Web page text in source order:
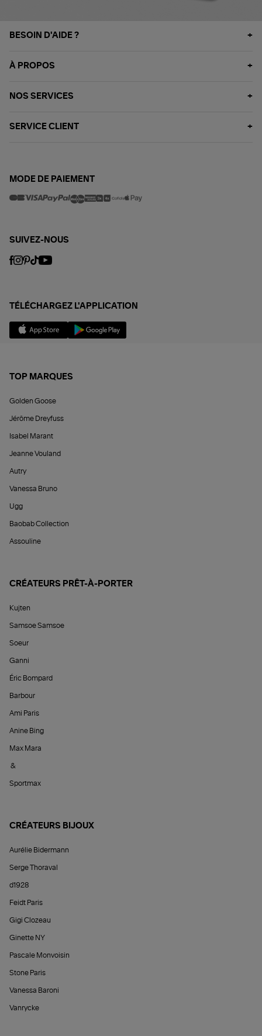
BESOIN D'AIDE ?
À PROPOS
NOS SERVICES
SERVICE CLIENT
MODE DE PAIEMENT
SUIVEZ-NOUS
TÉLÉCHARGEZ L'APPLICATION
TOP MARQUES
Golden Goose
Jérôme Dreyfuss
Isabel Marant
Jeanne Vouland
Autry
Vanessa Bruno
Ugg
Baobab Collection
Assouline
CRÉATEURS PRÊT-À-PORTER
Kujten
Samsoe Samsoe
Soeur
Ganni
Éric Bompard
Barbour
Ami Paris
Anine Bing
Max Mara
&
Sportmax
CRÉATEURS BIJOUX
Aurélie Bidermann
Serge Thoraval
d1928
Feidt Paris
Gigi Clozeau
Ginette NY
Pascale Monvoisin
Stone Paris
Vanessa Baroni
Vanrycke